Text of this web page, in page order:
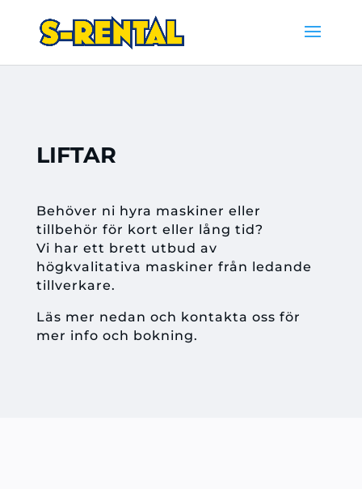
LIFTAR
Behöver ni hyra maskiner eller
tillbehör för kort eller lång tid?
Vi har ett brett utbud av
högkvalitativa maskiner från ledande
tillverkare.
Läs mer nedan och kontakta oss för
mer info och bokning.